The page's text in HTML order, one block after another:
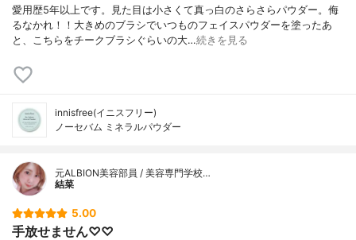
愛用歴5年以上です。見た目は小さくて真っ白のさらさらパウダー。侮
るなかれ！！大きめのブラシでいつものフェイスパウダーを塗ったあ
と、こちらをチークブラシぐらいの大…続きを見る
innisfree(イニスフリー)
ノーセバム ミネラルパウダー
元ALBION美容部員 / 美容専門学校…
結菜
5.00
手放せません♡♡